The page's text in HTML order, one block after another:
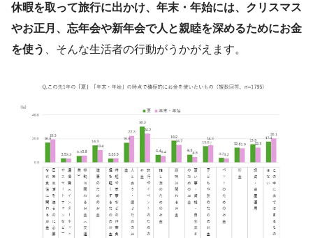
休暇を取って旅行に出かけ、年末・年始には、クリスマス
やお正月、忘年会や新年会で人と親睦を深めるためにお金
を使う
、そんな生活者の行動がうかがえます。